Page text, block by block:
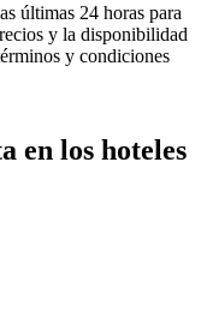
últimas 24 horas para
y la disponibilidad
y condiciones
en los hoteles